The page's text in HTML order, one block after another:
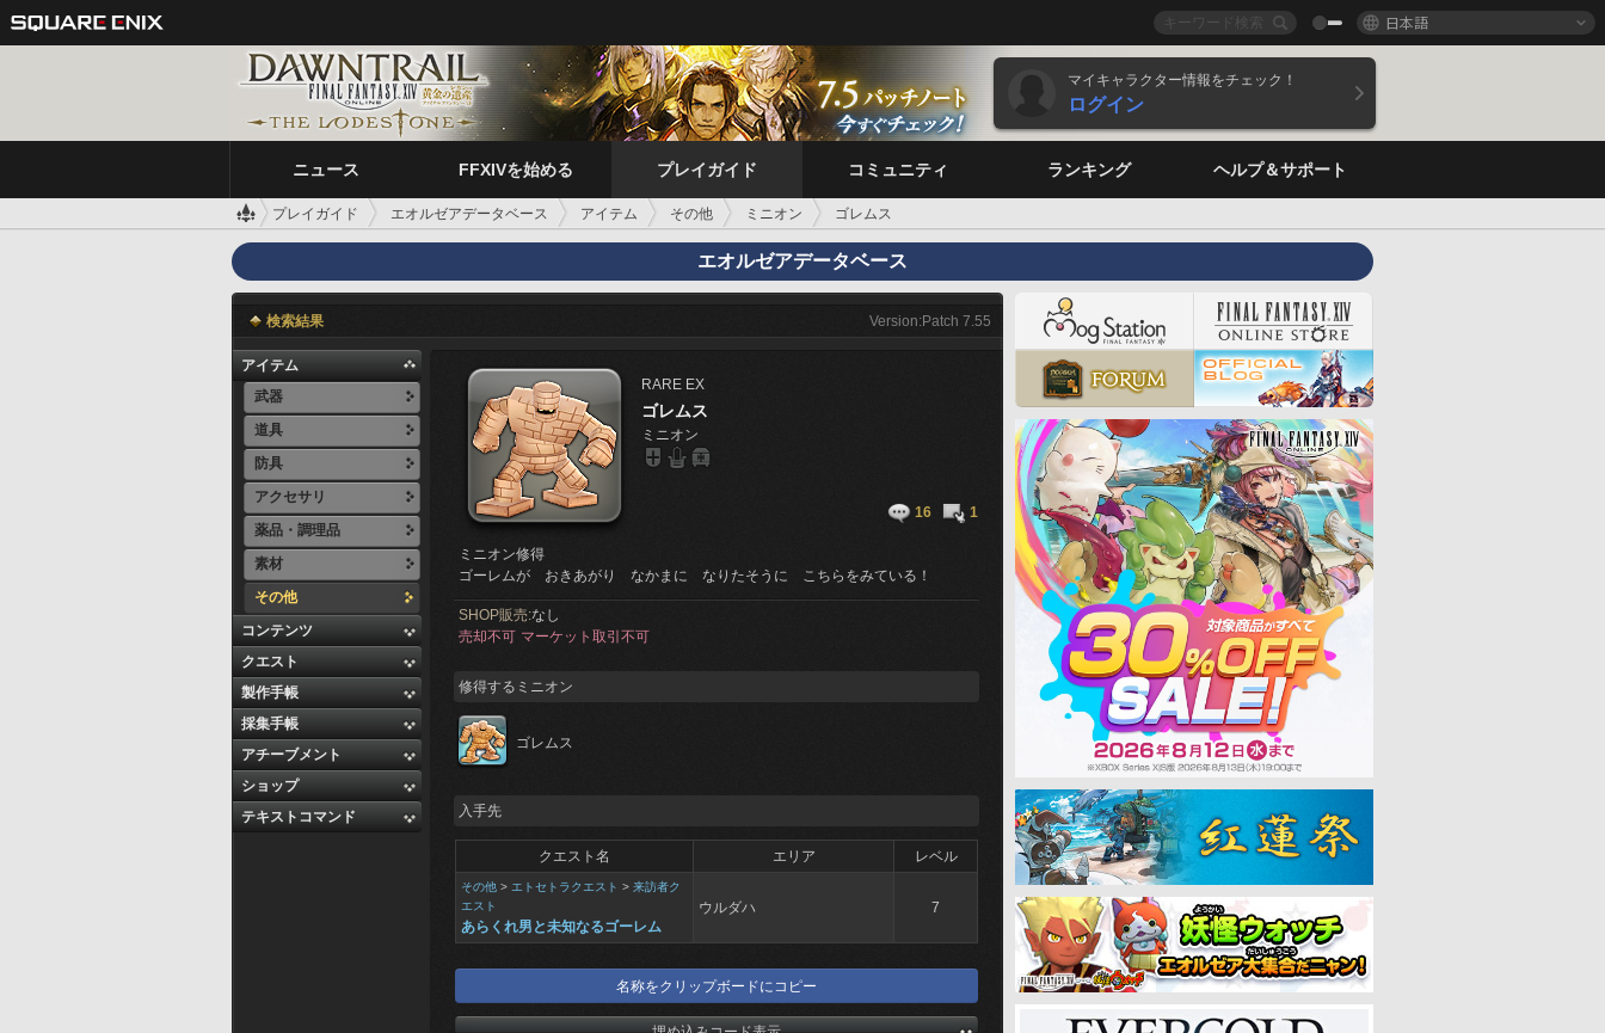
日本語
マイキャラクター情報をチェック！
ログイン
ニュース FFXIVを始める プレイガイド コミュニティ ランキング ヘルプ＆サポート
プレイガイド エオルゼアデータベース アイテム その他 ミニオン ゴレムス
エオルゼアデータベース
検索結果 Version:Patch 7.55
アイテム
武器
道具
防具
アクセサリ
薬品・調理品
素材
その他
コンテンツ
クエスト
製作手帳
採集手帳
アチーブメント
ショップ
テキストコマンド
RARE EX
ゴレムス
ミニオン
16 1
ミニオン修得
ゴーレムが おきあがり なかまに なりたそうに こちらをみている！
SHOP販売:なし
売却不可 マーケット取引不可
修得するミニオン
ゴレムス
入手先
クエスト名 エリア レベル
その他 > エトセトラクエスト > 来訪者ク
エスト
あらくれ男と未知なるゴーレム
ウルダハ 7
名称をクリップボードにコピー